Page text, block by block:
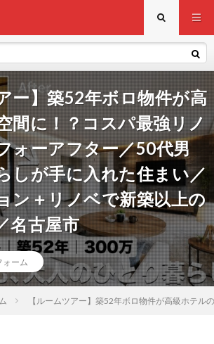
ー】築52年ボロ物件が高
間に！？コスパ最強リノ
ォーアフター／50代男
しが手に入れた住まい／
ン＋リノベで新築以上の
名古屋市
ォーム
【ルームツアー】築52年ボロ物件が高級ホテ